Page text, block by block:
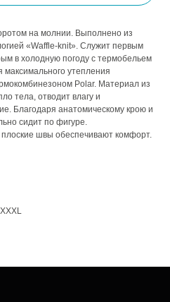
на молнии. Выполнено из
«Waffle­-knit». Служит первым
в холодную погоду с термобельем
максимального утепления
Polar. Материал из
тела, отводит влагу и
Благодаря анатомическому крою и
сидит по фигуре.
плоские швы обеспечивают комфорт.